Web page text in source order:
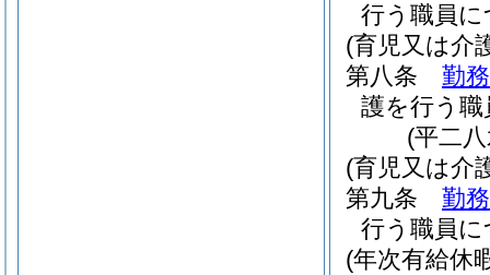
行う職員
(育児又は介
第八条
勤
護を行う
(平二
(育児又は介
第九条
勤
行う職員
(年次有給休